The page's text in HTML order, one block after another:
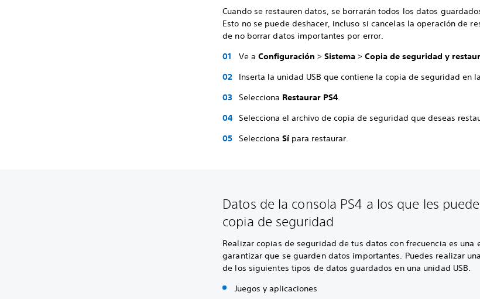
Cuando se restauren datos, se borrarán todos los datos
Esto no se puede deshacer, incluso si cancelas la operación de
de no borrar datos importantes por error.
Ve aConfiguración >Sistema >Copia de seguridad y
Inserta la unidad USB que contiene la copia de seguridad en
Selecciona Restaurar PS4.
Selecciona el archivo de copia de seguridad que deseas
SeleccionaSí para restaurar.
Datos de la consola PS4 a los que les
copia de seguridad
Realizar copias de seguridad de tus datos con frecuencia es una
garantizar que se guarden datos importantes. Puedes realizar
de los siguientes tipos de datos guardados en una unidad USB.
Juegos y aplicaciones